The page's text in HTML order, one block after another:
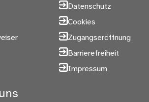
Datenschutz
Cookies
Zugangseröffnung
Barrierefreiheit
Impressum